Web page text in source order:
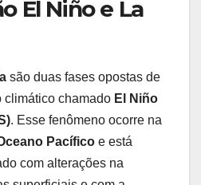
El Niño e La
são duas fases opostas de
climático chamado El Niño
. Esse fenômeno ocorre na
Pacífico e está
com alterações na